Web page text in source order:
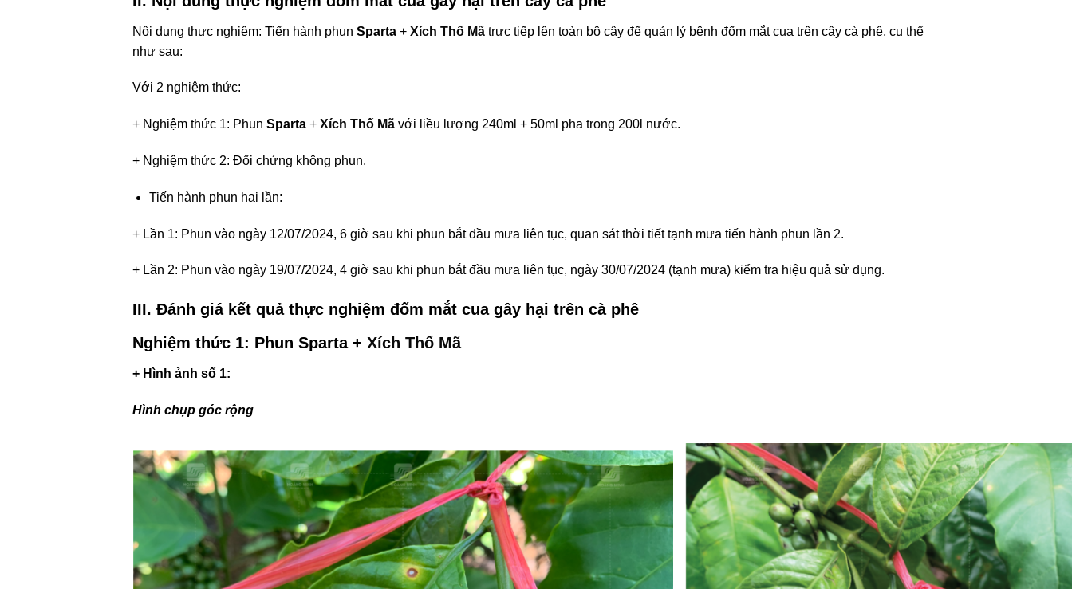
Nội dung thực nghiệm: Tiến hành phunSparta+ Xích Thố Mã trực tiếp lên toàn bộ cây để quản lý bệnh đốm mắt cua trên cây cà phê, cụ thể
như sau:
Với 2 nghiệm thức:
+ Nghiệm thức 1: PhunSparta+ Xích Thố Mã với liều lượng 240ml + 50ml pha trong 200l nước.
+ Nghiệm thức 2: Đối chứng không phun.
Tiến hành phun hai lần:
+ Lần 1: Phun vào ngày 12/07/2024, 6 giờ sau khi phun bắt đầu mưa liên tục, quan sát thời tiết tạnh mưa tiến hành phun lần 2.
+ Lần 2: Phun vào ngày 19/07/2024, 4 giờ sau khi phun bắt đầu mưa liên tục, ngày 30/07/2024 (tạnh mưa) kiểm tra hiệu quả sử dụng.
III. Đánh giá kết quả thực nghiệm đốm mắt cua gây hại trên cà phê
Nghiệm thức 1: PhunSparta+Xích Thố Mã
+ Hình ảnh số 1:
Hình chụp góc rộng